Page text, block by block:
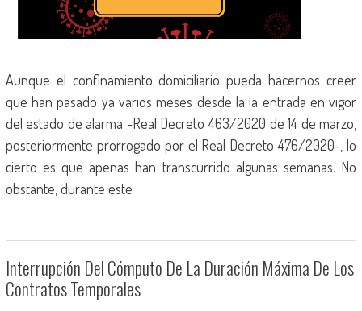
Aunque el confinamiento domiciliario pueda hacernos creer
que han pasado ya varios meses desde la la entrada en vigor
del estado de alarma -Real Decreto 463/2020 de 14 de marzo,
posteriormente prorrogado por el Real Decreto 476/2020-, lo
cierto es que apenas han transcurrido algunas semanas. No
obstante, durante este
Interrupción Del Cómputo De La Duración Máxima De Los
Contratos Temporales